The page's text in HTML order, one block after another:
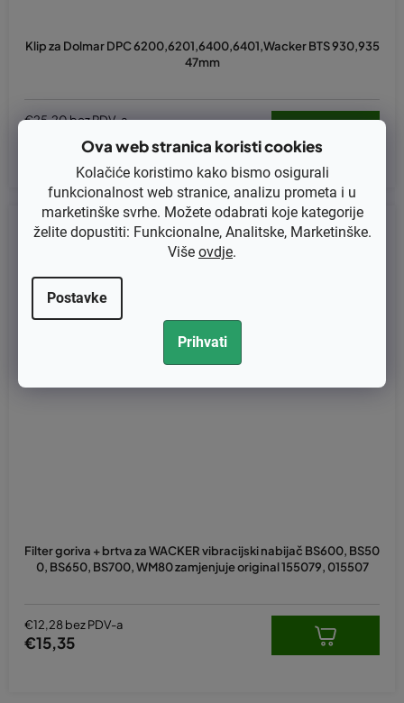
Ova web stranica koristi cookies
Kolačiće koristimo kako bismo osigurali
funkcionalnost web stranice, analizu prometa i u
marketinške svrhe. Možete odabrati koje kategorije
želite dopustiti: Funkcionalne, Analitske, Marketinške.
Više ovdje.
Postavke
Prihvati
Klip za Dolmar DPC 6200,6201,6400,6401,Wacker BTS 930,935
47mm
€25,20 bez PDV-a
Filter goriva + brtva za WACKER vibracijski nabijač BS600, BS50
0, BS650, BS700, WM80 zamjenjuje original 155079, 015507
€12,28 bez PDV-a
€15,35
Kod: PL80-35-380